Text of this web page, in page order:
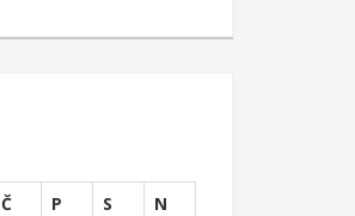
Č P S
N